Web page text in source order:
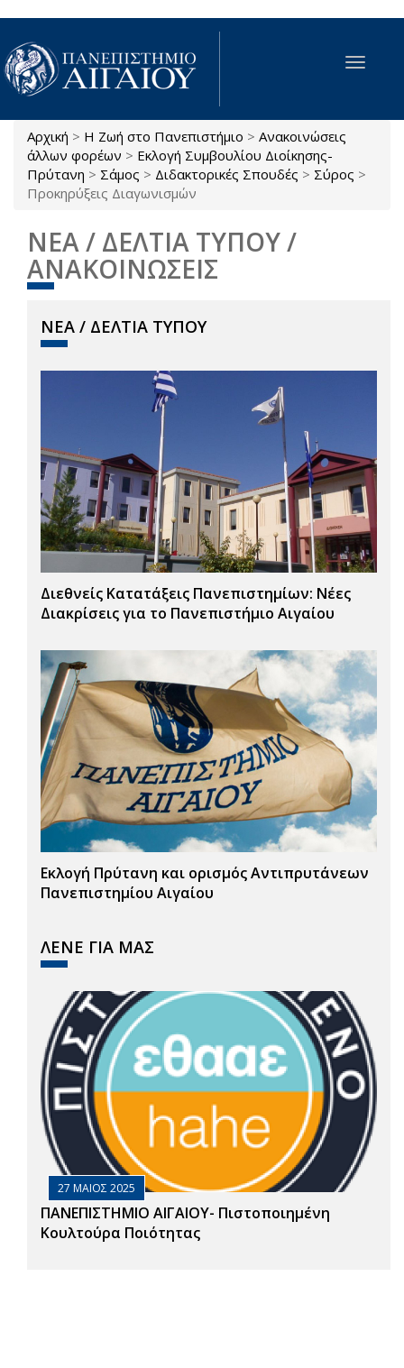
Παράκαμψη προς το κυρίως περιεχόμενο
Toggle
Είστε εδώ
Αρχική > Η Ζωή στο Πανεπιστήμιο > Ανακοινώσεις
άλλων φορέων > Εκλογή Συμβουλίου Διοίκησης-
Πρύτανη > Σάμος > Διδακτορικές Σπουδές > Σύρος >
Προκηρύξεις Διαγωνισμών
ΝΕΑ / ΔΕΛΤΙΑ ΤΥΠΟΥ /
ΑΝΑΚΟΙΝΩΣΕΙΣ
ΝΕΑ / ΔΕΛΤΙΑ ΤΥΠΟΥ
Διεθνείς Κατατάξεις Πανεπιστημίων: Νέες
Διακρίσεις για το Πανεπιστήμιο Αιγαίου
Εκλογή Πρύτανη και ορισμός Αντιπρυτάνεων
Πανεπιστημίου Αιγαίου
ΛΕΝΕ ΓΙΑ ΜΑΣ
27 ΜΑΙΟΣ 2025
ΠΑΝΕΠΙΣΤΗΜΙΟ ΑΙΓΑΙΟΥ- Πιστοποιημένη
Κουλτούρα Ποιότητας